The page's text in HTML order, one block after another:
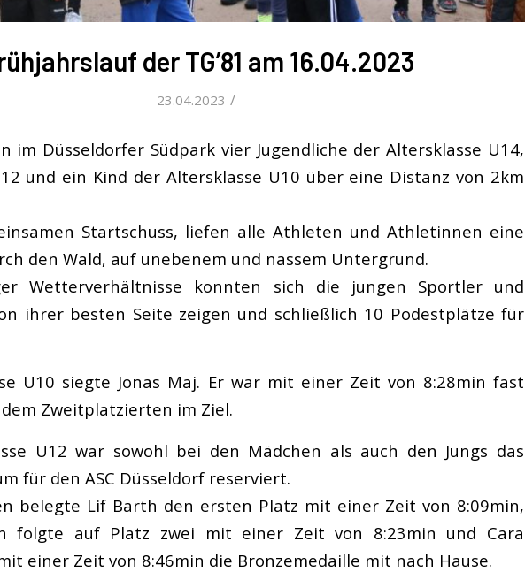
der TG’81 am 16.04.2023
23.04.2023 /
im Düsseldorfer Südpark vier Jugendliche der Altersklasse U14,
und ein Kind der Altersklasse U10 über eine Distanz von 2km
Startschuss, liefen alle Athleten und Athletinnen eine
den Wald, auf unebenem und nassem Untergrund.
Wetterverhältnisse konnten sich die jungen Sportler und
ihrer besten Seite zeigen und schließlich 10 Podestplätze für
U10 siegte Jonas Maj. Er war mit einer Zeit von 8:28min fast
Zweitplatzierten im Ziel.
U12 war sowohl bei den Mädchen als auch den Jungs das
für den ASC Düsseldorf reserviert.
belegte Lif Barth den ersten Platz mit einer Zeit von 8:09min,
folgte auf Platz zwei mit einer Zeit von 8:23min und Cara
einer Zeit von 8:46min die Bronzemedaille mit nach Hause.